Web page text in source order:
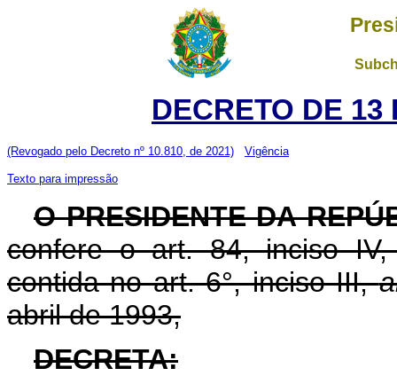
DECRETO DE 13
(Revogado pelo Decreto nº 10.810, de 2021) Vigência
Texto para impressão
O PRESIDENTE DA
confere o art. 84, inciso
contida no art. 6°, inciso III,
abril de 1993,
DECRETA: